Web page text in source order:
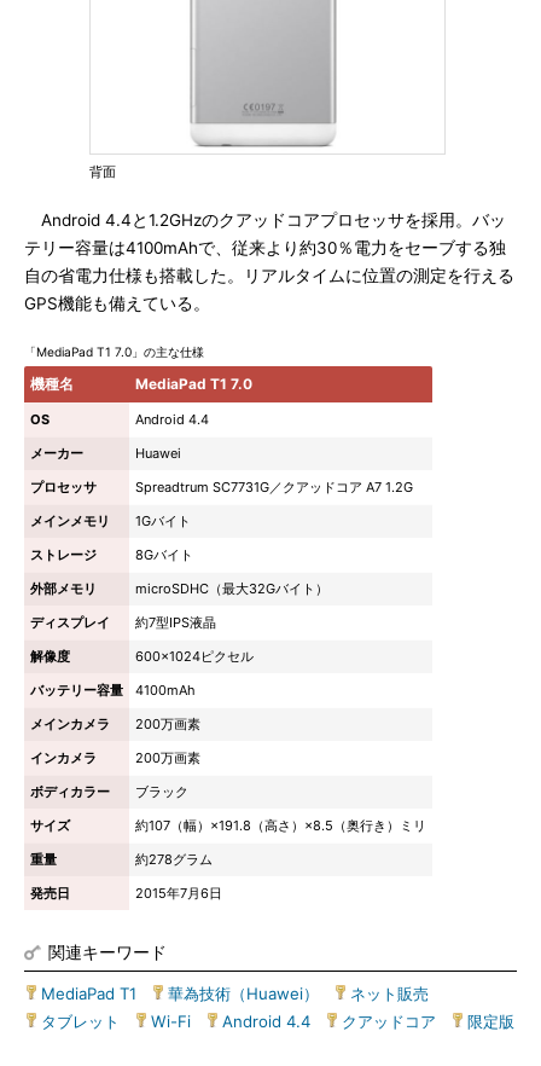
背面
Android 4.4と1.2GHzのクアッドコアプロセッサを採用。バッ
テリー容量は4100mAhで、従来より約30％電力をセーブする独
自の省電力仕様も搭載した。リアルタイムに位置の測定を行える
GPS機能も備えている。
「MediaPad T1 7.0」の主な仕様
機種名 MediaPad T1 7.0
OS
Android 4.4
メーカー
Huawei
プロセッサ
Spreadtrum SC7731G／クアッドコア A7 1.2G
メインメモリ
1Gバイト
ストレージ
8Gバイト
外部メモリ
microSDHC（最大32Gバイト）
ディスプレイ
約7型IPS液晶
解像度
600×1024ピクセル
バッテリー容量
4100mAh
メインカメラ
200万画素
インカメラ
200万画素
ボディカラー
ブラック
サイズ
約107（幅）×191.8（高さ）×8.5（奥行き）ミリ
重量
約278グラム
発売日
2015年7月6日
関連キーワード
MediaPad T1 華為技術（Huawei） ネット販売
タブレット
Wi-Fi Android 4.4 クアッドコア 限定版